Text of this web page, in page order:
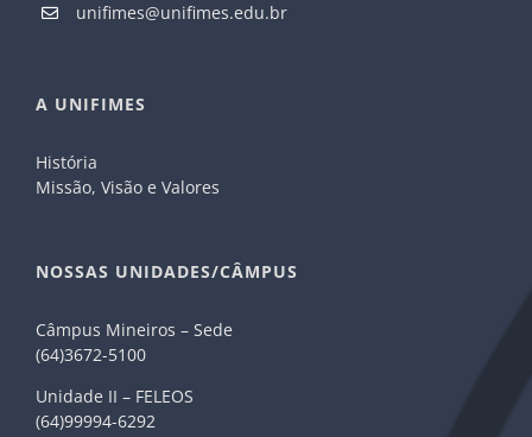
unifimes@unifimes.edu.br
A UNIFIMES
História
Missão, Visão e Valores
NOSSAS UNIDADES/CÂMPUS
Câmpus Mineiros – Sede
(64)3672-5100
Unidade II – FELEOS
(64)99994-6292